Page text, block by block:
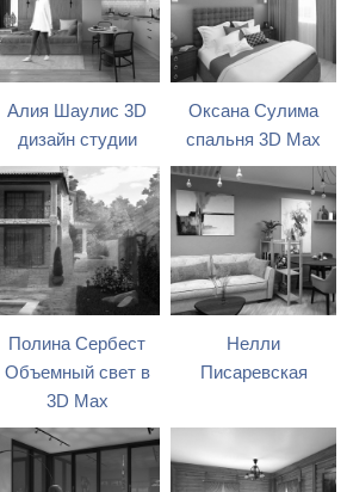
Алия Шаулис 3D
дизайн студии
Оксана Сулима
спальня 3D Max
Полина Сербест
Объемный свет в
3D Max
Нелли
Писаревская